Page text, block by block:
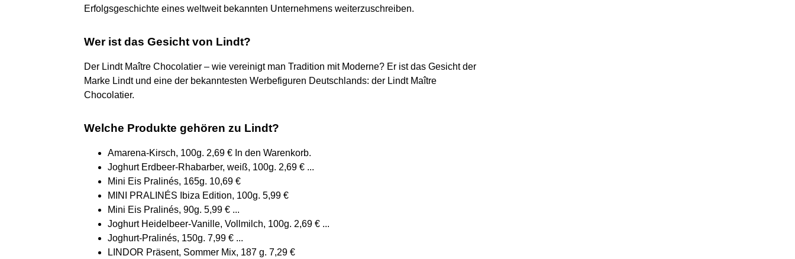
Erfolgsgeschichte eines weltweit bekannten Unternehmens weiterzuschreiben.
Wer ist das Gesicht von Lindt?
Der Lindt Maître Chocolatier – wie vereinigt man Tradition mit Moderne? Er ist das Gesicht der
Marke Lindt und eine der bekanntesten Werbefiguren Deutschlands: der Lindt Maître
Chocolatier.
Welche Produkte gehören zu Lindt?
Amarena-Kirsch, 100g. 2,69 € In den Warenkorb.
Joghurt Erdbeer-Rhabarber, weiß, 100g. 2,69 € ...
Mini Eis Pralinés, 165g. 10,69 €
MINI PRALINÉS Ibiza Edition, 100g. 5,99 €
Mini Eis Pralinés, 90g. 5,99 € ...
Joghurt Heidelbeer-Vanille, Vollmilch, 100g. 2,69 € ...
Joghurt-Pralinés, 150g. 7,99 € ...
LINDOR Präsent, Sommer Mix, 187 g. 7,29 €